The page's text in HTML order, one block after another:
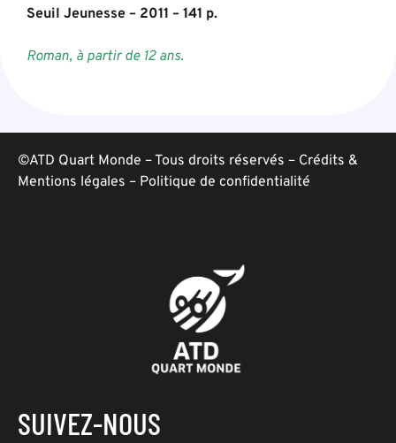
Seuil Jeunesse – 2011 – 141 p.
Roman, à partir de 12 ans.
©ATD Quart Monde – Tous droits réservés – Crédits &
Mentions légales – Politique de confidentialité
SUIVEZ-NOUS